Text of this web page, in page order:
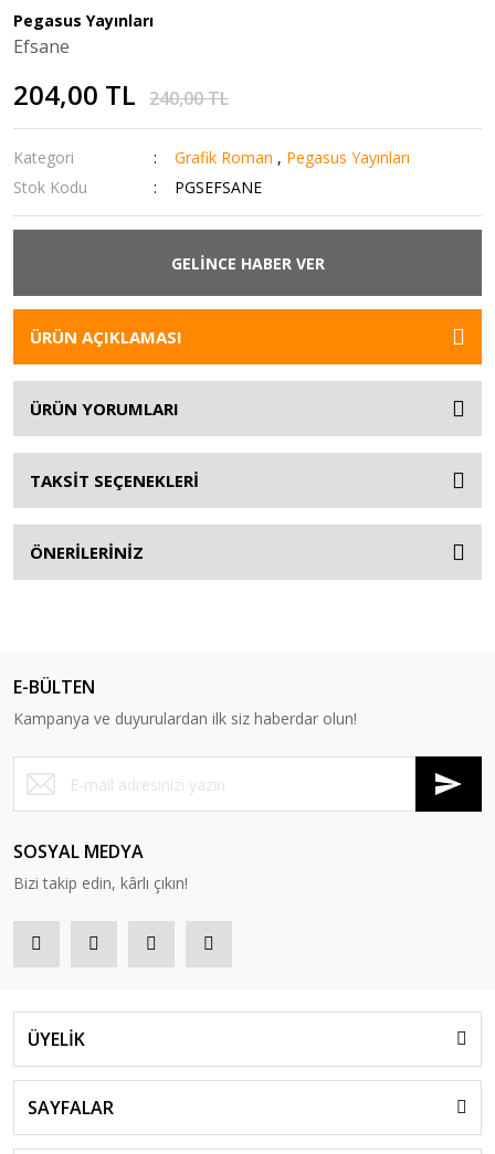
Pegasus Yayınları
Efsane
204,00 TL 240,00 TL
Kategori Grafik Roman , Pegasus Yayınları
Stok Kodu
PGSEFSANE
GELİNCE HABER VER
ÜRÜN AÇIKLAMASI
ÜRÜN YORUMLARI
TAKSİT SEÇENEKLERİ
ÖNERİLERİNİZ
E-BÜLTEN
Kampanya ve duyurulardan ilk siz haberdar olun!
SOSYAL MEDYA
Bizi takip edin, kârlı çıkın!
ÜYELİK
SAYFALAR